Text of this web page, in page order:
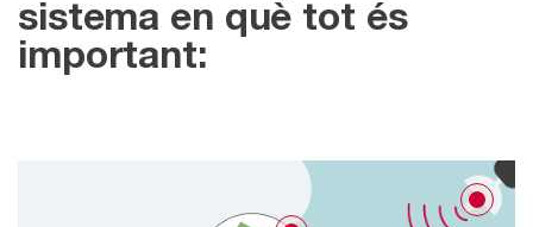
sistema en què tot és
important: